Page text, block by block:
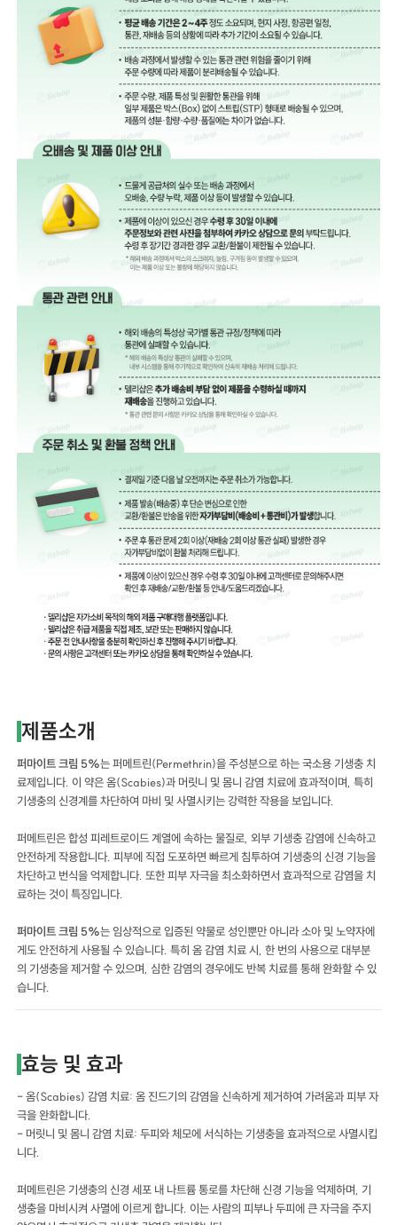
제품소개
퍼마이트 크림 5%는 퍼메트린(Permethrin)을 주성분으로 하는 국소용 기생충 치
료제입니다. 이 약은 옴(Scabies)과 머릿니 및 몸니 감염 치료에 효과적이며, 특히
기생충의 신경계를 차단하여 마비 및 사멸시키는 강력한 작용을 보입니다.
퍼메트린은 합성 피레트로이드 계열에 속하는 물질로, 외부 기생충 감염에 신속하고
안전하게 작용합니다. 피부에 직접 도포하면 빠르게 침투하여 기생충의 신경 기능을
차단하고 번식을 억제합니다. 또한 피부 자극을 최소화하면서 효과적으로 감염을 치
료하는 것이 특징입니다.
퍼마이트 크림 5%는 임상적으로 입증된 약물로 성인뿐만 아니라 소아 및 노약자에
게도 안전하게 사용될 수 있습니다. 특히 옴 감염 치료 시, 한 번의 사용으로 대부분
의 기생충을 제거할 수 있으며, 심한 감염의 경우에도 반복 치료를 통해 완화할 수 있
습니다.
효능 및 효과
- 옴(Scabies) 감염 치료: 옴 진드기의 감염을 신속하게 제거하여 가려움과 피부 자
극을 완화합니다.
- 머릿니 및 몸니 감염 치료: 두피와 체모에 서식하는 기생충을 효과적으로 사멸시킵
니다.
퍼메트린은 기생충의 신경 세포 내 나트륨 통로를 차단해 신경 기능을 억제하며, 기
생충을 마비시켜 사멸에 이르게 합니다. 이는 사람의 피부나 두피에 큰 자극을 주지